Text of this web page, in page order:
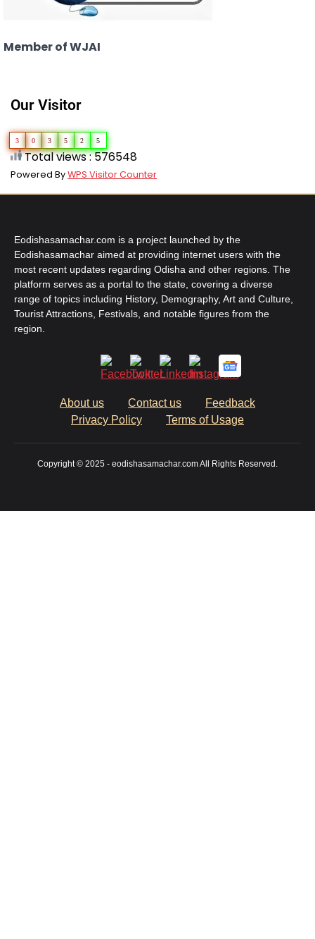
Member of WJAI
Our Visitor
3 0 3 5 2 5
Total views : 576548
Powered ByWPS Visitor Counter
Eodishasamachar.com is a project launched by the
Eodishasamachar aimed at providing internet users with the
most recent updates regarding Odisha and other regions. The
platform serves as a portal to the state, covering a diverse
range of topics including History, Demography, Art and Culture,
Tourist Attractions, Festivals, and notable figures from the
region.
About us Contact us
Feedback
Privacy Policy
Terms of Usage
Copyright © 2025 - eodishasamachar.com All Rights Reserved.